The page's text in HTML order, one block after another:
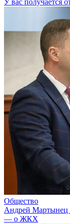
У вас получается
Общество
Андрей Мартынец
— о ЖКХ